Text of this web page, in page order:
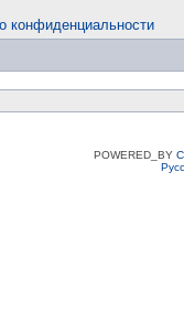
конфиденциальности
POWERED_BY